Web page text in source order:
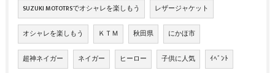
SUZUKI MOTOTRSでオシャレを楽しもう レザージャケット
オシャレを楽しもう ＫＴＭ 秋田県 にかほ市
超神ネイガー ネイガー ヒーロー 子供に人気 ｲﾍﾞﾝﾄ